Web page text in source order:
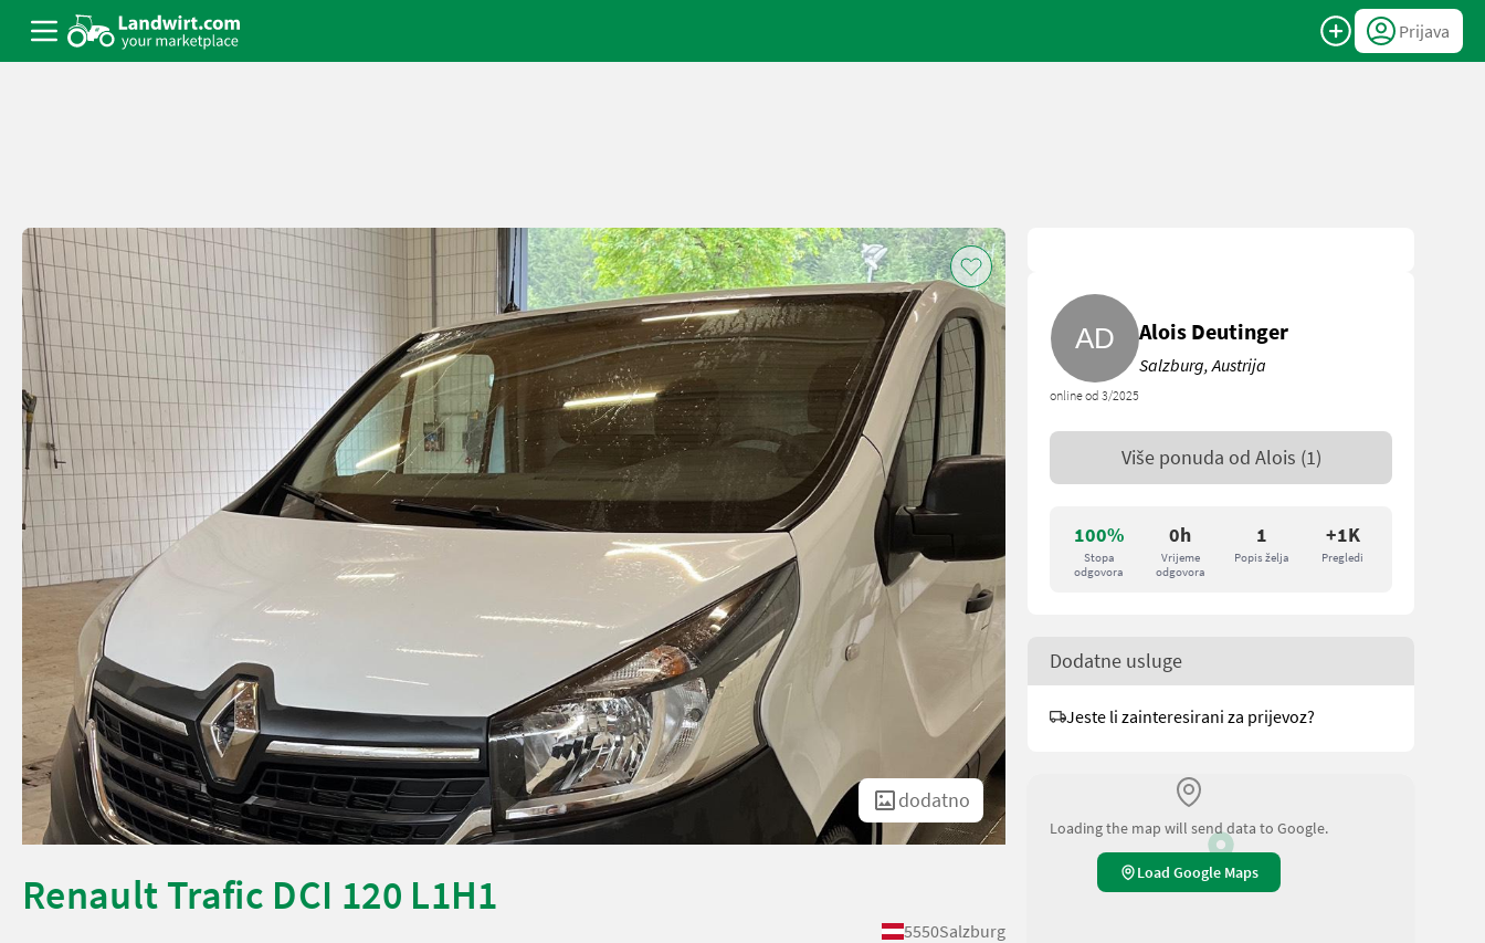
Prijava
dodatno
Renault Trafic DCI 120 L1H1
5550Salzburg
100%
Stopa
odgovora
0h
Vrijeme
odgovora
1
Popis želja
+1K
Pregledi
online od 3/2025
Alois Deutinger
Salzburg, Austrija
Više ponuda od Alois (1)
Dodatne usluge
Jeste li zainteresirani za prijevoz?
Loading the map will send data to Google.
Load Google Maps